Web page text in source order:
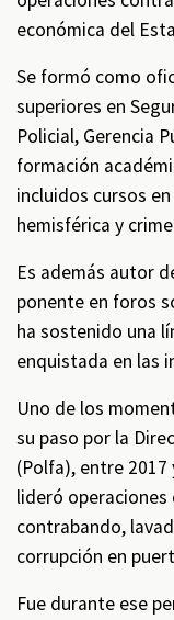
económica del
Se formó como
superiores en
Policial, Gerencia
formación
incluidos cursos
hemisférica y
Es además autor
ponente en foros
ha sostenido una
enquistada en las
Uno de los
su paso por la
(Polfa), entre 2017
lideró
contrabando,
corrupción en
Fue durante ese